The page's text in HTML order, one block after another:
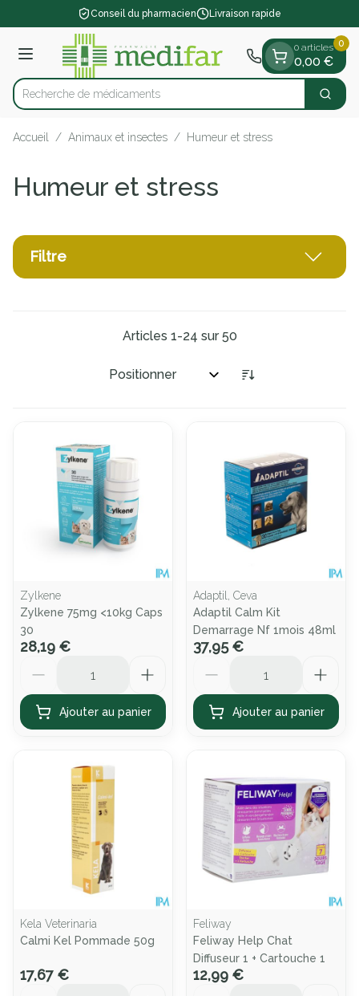
Aller au contenu
1 de 1Conseil du pharmacien Livraison rapide
Menu
Rechercher
Rec
0 articles
0,00 €
0
Accueil / Animaux et insectes / Humeur et stress
Humeur et stress
Filtre
Articles 1-24 sur50
Trier par:
Zylkene
Zylkene 75mg <10kg Caps
30
28,19 €
Ajouter au panier
Adaptil, Ceva
Adaptil Calm Kit
Demarrage Nf 1mois 48ml
37,95 €
Ajouter au panier
Kela Veterinaria
Calmi Kel Pommade 50g
17,67 €
Feliway
Feliway Help Chat
Diffuseur 1 + Cartouche 1
12,99 €